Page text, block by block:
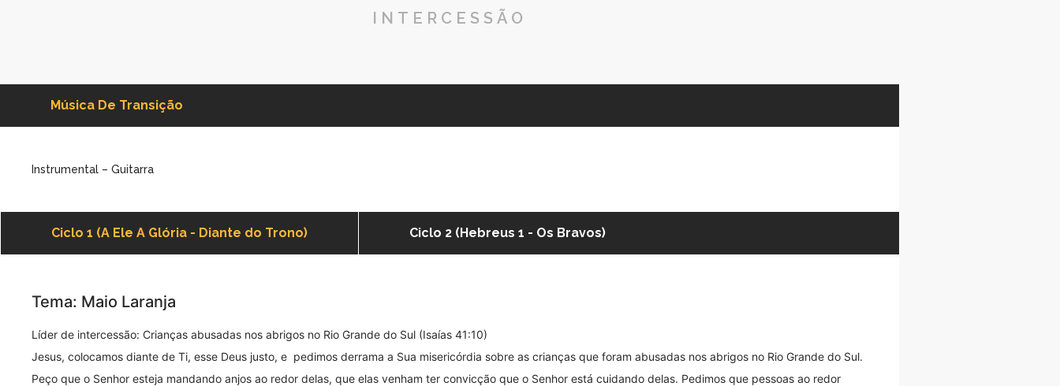
INTERCESSÃO
Música De Transição
Instrumental – Guitarra
Ciclo 1 (A Ele A Glória - Diante do Trono) Ciclo 2 (Hebreus 1 - Os Bravos)
Tema: Maio Laranja
Líder de intercessão: Crianças abusadas nos abrigos no Rio Grande do Sul (Isaías 41:10)
Jesus, colocamos diante de Ti, esse Deus justo, e pedimos derrama a Sua misericórdia sobre as crianças que foram abusadas nos abrigos no Rio Grande do Sul.
Peço que o Senhor esteja mandando anjos ao redor delas, que elas venham ter convicção que o Senhor está cuidando delas. Pedimos que pessoas ao redor